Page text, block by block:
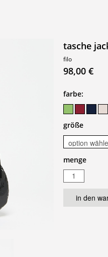
tasche
filo
98,00 €
farbe:
größe
menge
in den